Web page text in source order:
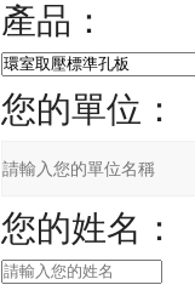
產品：
您的單位：
您的姓名：